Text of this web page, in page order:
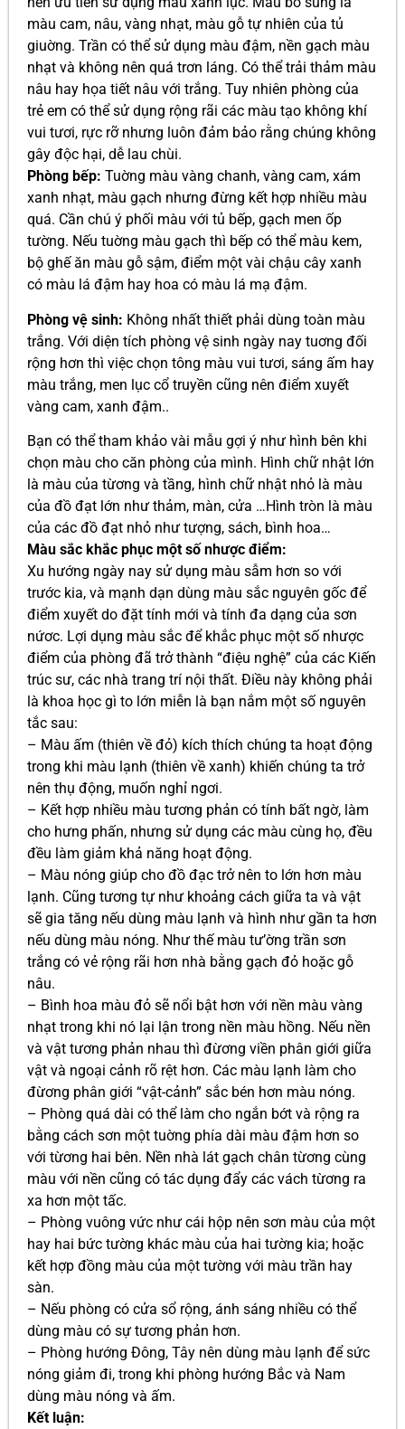
màu cam, nâu, vàng nhạt, màu gỗ tự nhiên của tủ
giuờng. Trần có thể sử dụng màu đậm, nền gạch màu
nhạt và không nên quá trơn láng. Có thể trải thảm màu
nâu hay họa tiết nâu với trắng. Tuy nhiên phòng của
trẻ em có thể sử dụng rộng rãi các màu tạo không khí
vui tươi, rực rỡ nhưng luôn đảm bảo rằng chúng không
gây độc hại, dễ lau chùi.
Phòng bếp: Tuờng màu vàng chanh, vàng cam, xám
xanh nhạt, màu gạch nhưng đừng kết hợp nhiều màu
quá. Cần chú ý phối màu với tủ bếp, gạch men ốp
tường. Nếu tuờng màu gạch thì bếp có thể màu kem,
bộ ghế ăn màu gỗ sậm, điểm một vài chậu cây xanh
có màu lá đậm hay hoa có màu lá mạ đậm.
Phòng vệ sinh: Không nhất thiết phải dùng toàn màu
trắng. Với diện tích phòng vệ sinh ngày nay tuơng đối
rộng hơn thì việc chọn tông màu vui tươi, sáng ấm hay
màu trắng, men lục cổ truyền cũng nên điểm xuyết
vàng cam, xanh đậm..
Bạn có thể tham khảo vài mẫu gợi ý như hình bên khi
chọn màu cho căn phòng của mình. Hình chữ nhật lớn
là màu của từơng và tầng, hình chữ nhật nhỏ là màu
của đồ đạt lớn như thảm, màn, cửa …Hình tròn là màu
của các đồ đạt nhỏ như tượng, sách, bình hoa…
Màu sắc khắc phục một số nhược điểm:
Xu hướng ngày nay sử dụng màu sẫm hơn so với
trước kia, và mạnh dạn dùng màu sắc nguyên gốc để
điểm xuyết do đặt tính mới và tính đa dạng của sơn
nứơc. Lợi dụng màu sắc để khắc phục một số nhược
điểm của phòng đã trở thành “điệu nghệ” của các Kiến
trúc sư, các nhà trang trí nội thất. Ðiều này không phải
là khoa học gì to lớn miễn là bạn nắm một số nguyên
tắc sau:
– Màu ấm (thiên về đỏ) kích thích chúng ta hoạt động
trong khi màu lạnh (thiên về xanh) khiến chúng ta trở
nên thụ động, muốn nghỉ ngơi.
– Kết hợp nhiều màu tương phản có tính bất ngờ, làm
cho hưng phấn, nhưng sử dụng các màu cùng họ, đều
đều làm giảm khả năng hoạt động.
– Màu nóng giúp cho đồ đạc trở nên to lớn hơn màu
lạnh. Cũng tương tự như khoảng cách giữa ta và vật
sẽ gia tăng nếu dùng màu lạnh và hình như gần ta hơn
nếu dùng màu nóng. Như thế màu tư’ờng trần sơn
trắng có vẻ rộng rãi hơn nhà bằng gạch đỏ hoặc gỗ
nâu.
– Bình hoa màu đỏ sẽ nổi bật hơn với nền màu vàng
nhạt trong khi nó lại lận trong nền màu hồng. Nếu nền
và vật tương phản nhau thì đừơng viền phân giới giữa
vật và ngoại cảnh rõ rệt hơn. Các màu lạnh làm cho
đừơng phân giới “vật-cảnh” sắc bén hơn màu nóng.
– Phòng quá dài có thể làm cho ngắn bớt và rộng ra
bằng cách sơn một tuờng phía dài màu đậm hơn so
với từơng hai bên. Nền nhà lát gạch chân từơng cùng
màu với nền cũng có tác dụng đẩy các vách từơng ra
xa hơn một tấc.
– Phòng vuông vức như cái hộp nên sơn màu của một
hay hai bức tường khác màu của hai tường kia; hoặc
kết hợp đồng màu của một tường với màu trần hay
sàn.
– Nếu phòng có cửa sổ rộng, ánh sáng nhiều có thể
dùng màu có sự tương phản hơn.
– Phòng hướng Ðông, Tây nên dùng màu lạnh để sức
nóng giảm đi, trong khi phòng hướng Bắc và Nam
dùng màu nóng và ấm.
Kết luận: